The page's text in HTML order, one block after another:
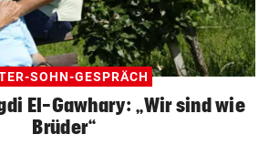
SOHN-GESPRÄCH
El-Gawhary: „Wir sind wie
Brüder“